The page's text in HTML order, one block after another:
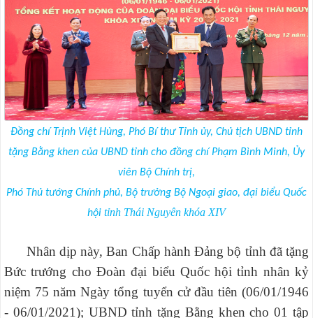
Đồng chí Trịnh Việt Hùng, Phó Bí thư Tỉnh ủy, Chủ tịch UBND tỉnh
tặng Bằng khen của UBND tỉnh cho đồng chí Phạm Bình Minh, Ủy
viên Bộ Chính trị,
Phó Thủ tướng Chính phủ, Bộ trưởng Bộ Ngoại giao, đại biểu Quốc
hội tỉnh Thái Nguyên khóa XIV
Nhân dịp này, Ban Chấp hành Đảng bộ tỉnh đã tặng
Bức trướng cho Đoàn đại biểu Quốc hội tỉnh nhân kỷ
niệm 75 năm Ngày tổng tuyển cử đầu tiên (06/01/1946
- 06/01/2021); UBND tỉnh tặng Bằng khen cho 01 tập